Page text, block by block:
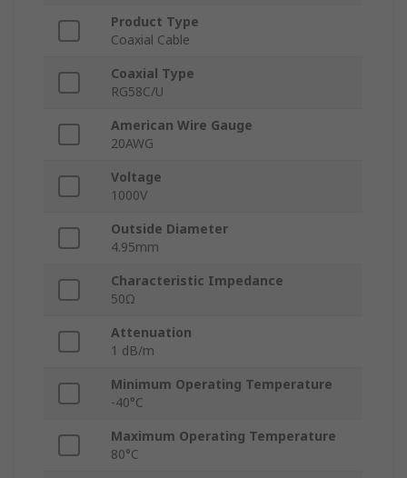
Product Type
Coaxial Cable
Coaxial Type
RG58C/U
American Wire Gauge
20AWG
Voltage
1000V
Outside Diameter
4.95mm
Characteristic Impedance
50Ω
Attenuation
1 dB/m
Minimum Operating Temperature
-40°C
Maximum Operating Temperature
80°C